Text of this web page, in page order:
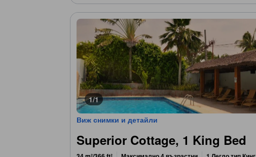
1/1
Виж снимки и детайли
Superior Cottage, 1 King Bed